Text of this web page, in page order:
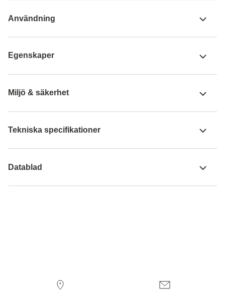
Användning
Egenskaper
Miljö & säkerhet
Tekniska specifikationer
Datablad